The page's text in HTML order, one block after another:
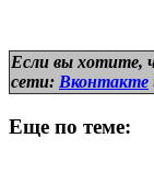
Если вы хотите,
сети: Вконтакте
Еще по теме: